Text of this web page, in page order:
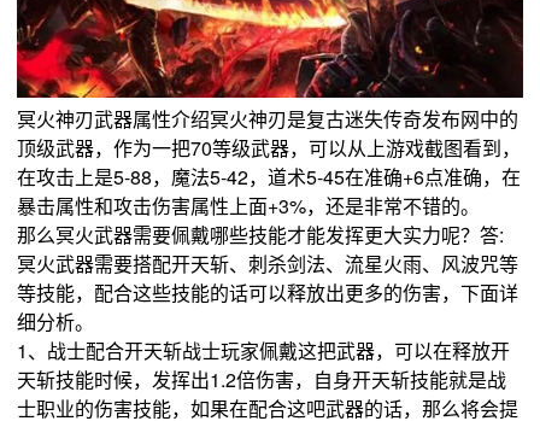
冥火神刃武器属性介绍冥火神刃是复古迷失传奇发布网中的
顶级武器，作为一把70等级武器，可以从上游戏截图看到，
在攻击上是5-88，魔法5-42，道术5-45在准确+6点准确，在
暴击属性和攻击伤害属性上面+3%，还是非常不错的。
那么冥火武器需要佩戴哪些技能才能发挥更大实力呢？答:
冥火武器需要搭配开天斩、刺杀剑法、流星火雨、风波咒等
等技能，配合这些技能的话可以释放出更多的伤害，下面详
细分析。
1、战士配合开天斩战士玩家佩戴这把武器，可以在释放开
天斩技能时候，发挥出1.2倍伤害，自身开天斩技能就是战
士职业的伤害技能，如果在配合这吧武器的话，那么将会提